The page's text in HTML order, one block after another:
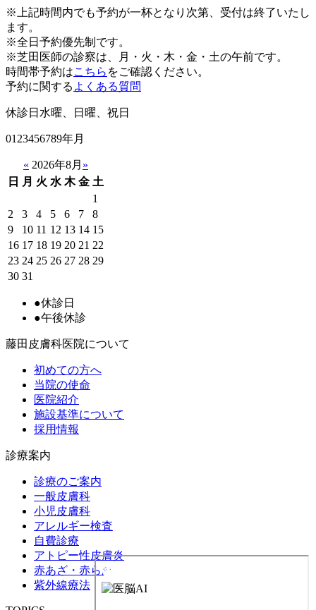
※上記時間内でも予約が一杯となり次第、受付は終了いたし
ます。
※全日予約優先制です。
※芝田医師の診察は、月・火・木・金・土の午前です。
時間帯予約はこちら をご確認ください。
予約に関する よくある質問
休診日 水曜、日曜、祝日
0123456789年月
« 2026年8月 »
日
月 火 水 木 金 土
1
2
3 4 5 6 7
8
9
10 11 12 13 14 15
16 17 18 19 20 21 22
23 24 25 26 27 28 29
30 31
●休診日
●午後休診
藤田皮膚科医院について
初めての方へ
当院の使命
医院紹介
施設基準について
採用情報
診療案内
診療のご案内
一般皮膚科
小児皮膚科
アレルギー検査
自費診療
アトピー性皮膚炎
赤あざ・赤ら顔
紫外線療法